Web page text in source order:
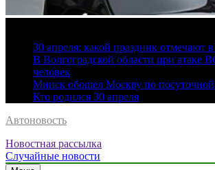
30 апреля: какой праздник отмечают
В Волгоградской области при атаке
человек
Минск обошел Москву по посуточной
Кто родился 30 апреля
Автоновость
Новостная рассылка
Случайные новости